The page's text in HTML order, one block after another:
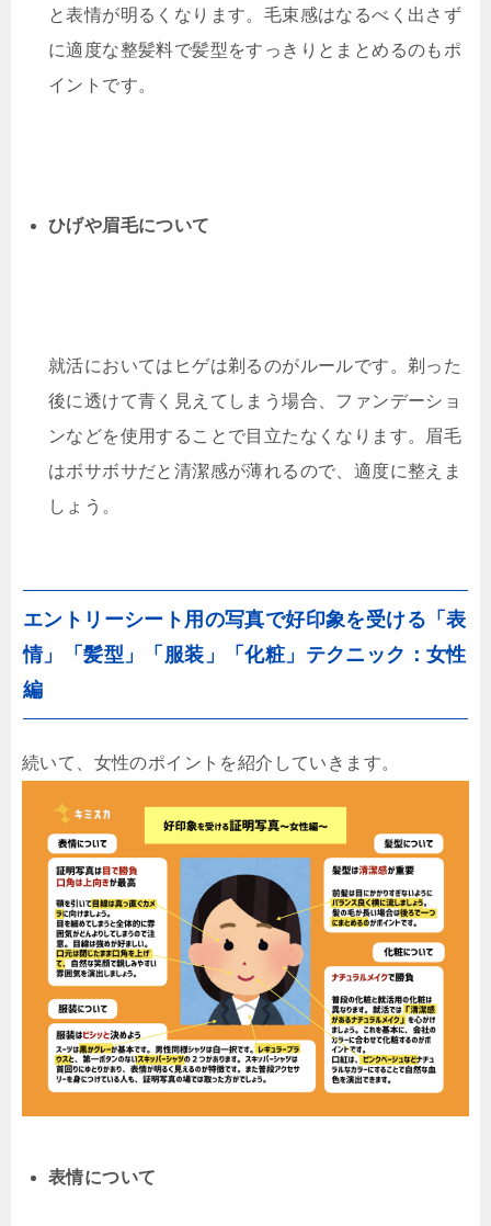
と表情が明るくなります。毛束感はなるべく出さず
に適度な整髪料で髪型をすっきりとまとめるのもポ
イントです。
ひげや眉毛について
就活においてはヒゲは剃るのがルールです。剃った
後に透けて青く見えてしまう場合、ファンデーショ
ンなどを使用することで目立たなくなります。眉毛
はボサボサだと清潔感が薄れるので、適度に整えま
しょう。
エントリーシート用の写真で好印象を受ける「表
情」「髪型」「服装」「化粧」テクニック：女性
編
続いて、女性のポイントを紹介していきます。
表情について